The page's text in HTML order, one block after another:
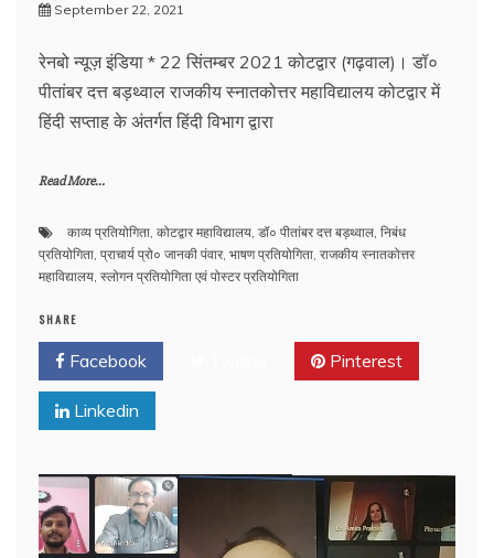
September 22, 2021
रेनबो न्यूज़ इंडिया * 22 सिंतम्बर 2021 कोटद्वार (गढ़वाल)। डॉ०
पीतांबर दत्त बड़थ्वाल राजकीय स्नातकोत्तर महाविद्यालय कोटद्वार में
हिंदी सप्ताह के अंतर्गत हिंदी विभाग द्वारा
Read More...
काव्य प्रतियोगिता, कोटद्वार महाविद्यालय, डॉ० पीतांबर दत्त बड़थ्वाल, निबंध
प्रतियोगिता, प्राचार्य प्रो० जानकी पंवार, भाषण प्रतियोगिता, राजकीय स्नातकोत्तर
महाविद्यालय, स्लोगन प्रतियोगिता एवं पोस्टर प्रतियोगिता
SHARE
Facebook Pinterest
Linkedin